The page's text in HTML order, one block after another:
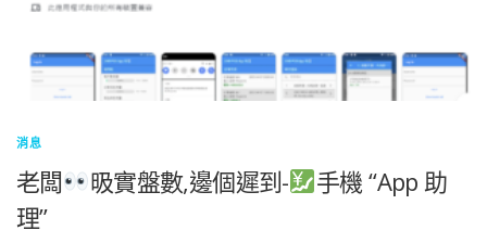
消息
老闆 昅實盤數,邊個遲到-
手機 “App 助
理”